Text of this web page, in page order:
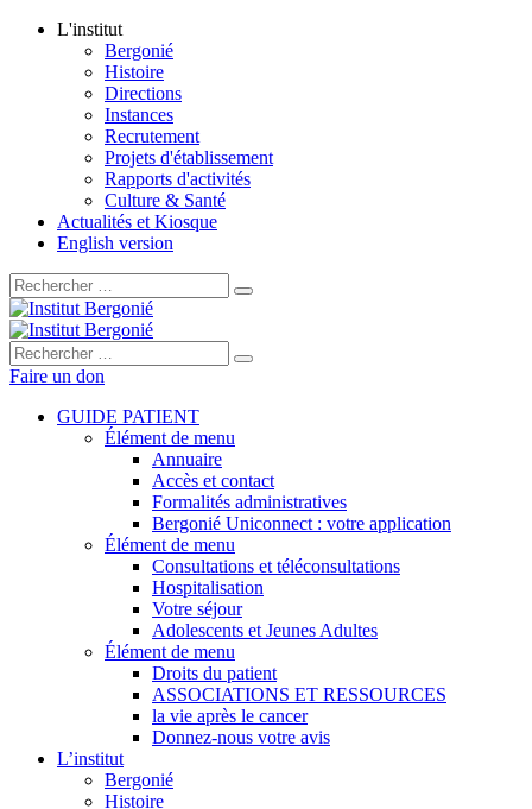
L'institut
Bergonié
Histoire
Directions
Instances
Recrutement
Projets d'établissement
Rapports d'activités
Culture & Santé
Actualités et Kiosque
English version
Rechercher :
Rechercher :
Faire un don
GUIDE PATIENT
Élément de menu
Annuaire
Accès et contact
Formalités administratives
Bergonié Uniconnect : votre application
Élément de menu
Consultations et téléconsultations
Hospitalisation
Votre séjour
Adolescents et Jeunes Adultes
Élément de menu
Droits du patient
ASSOCIATIONS ET RESSOURCES
la vie après le cancer
Donnez-nous votre avis
L’institut
Bergonié
Histoire